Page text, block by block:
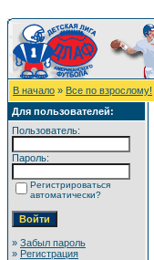
В начало » Все по взрослому!
Для пользователей:
Пользователь:
Пароль:
Регистрироваться
автоматически?
» Забыл пароль
» Регистрация